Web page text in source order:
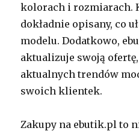
kolorach i rozmiarach.
dokładnie opisany, co
modelu. Dodatkowo,
aktualizuje swoją
aktualnych trendów
swoich klientek.
Zakupy na ebutik.pl to